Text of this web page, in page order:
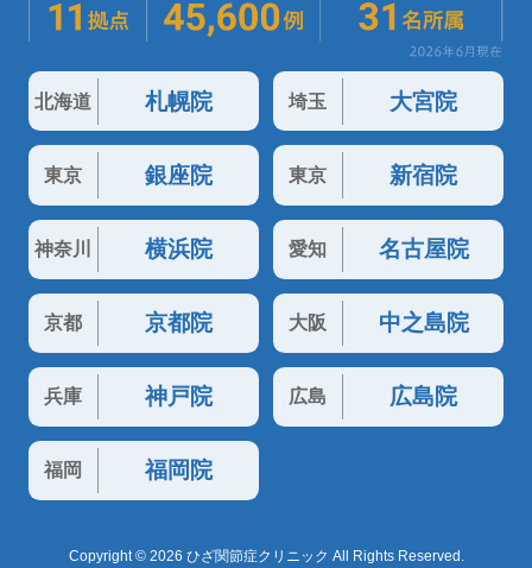
北海道 札幌院 埼玉 大宮院
東京 銀座院 東京 新宿院
神奈川 横浜院 愛知 名古屋院
京都 京都院 大阪 中之島院
兵庫 神戸院 広島 広島院
福岡 福岡院
Copyright © 2026 ひざ関節症クリニック All Rights Reserved.